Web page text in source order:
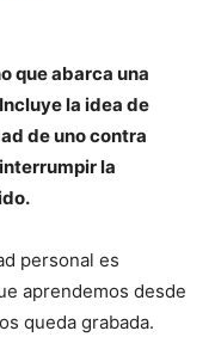
que abarca una
la idea de
de uno contra
la
personal es
aprendemos desde
queda grabada.